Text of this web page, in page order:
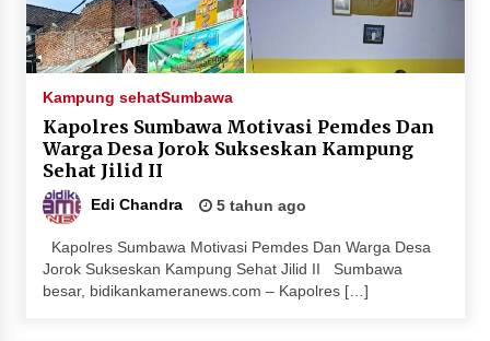
Kampung sehatSumbawa
Kapolres Sumbawa Motivasi Pemdes Dan
Warga Desa Jorok Sukseskan Kampung
Sehat Jilid II
Edi Chandra 5 tahun ago
Kapolres Sumbawa Motivasi Pemdes Dan Warga Desa
Jorok Sukseskan Kampung Sehat Jilid II Sumbawa
besar, bidikankameranews.com – Kapolres […]